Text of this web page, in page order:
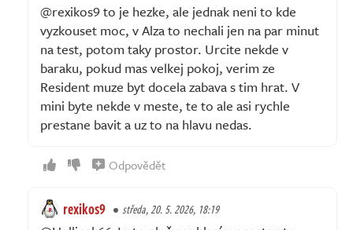
@rexikos9 to je hezke, ale jednak neni to kde
vyzkouset moc, v Alza to nechali jen na par minut
na test, potom taky prostor. Urcite nekde v
baraku, pokud mas velkej pokoj, verim ze
Resident muze byt docela zabava s tim hrat. V
mini byte nekde v meste, te to ale asi rychle
prestane bavit a uz to na hlavu nedas.
Odpovědět
rexikos9 středa, 20. 5. 2026, 18:19